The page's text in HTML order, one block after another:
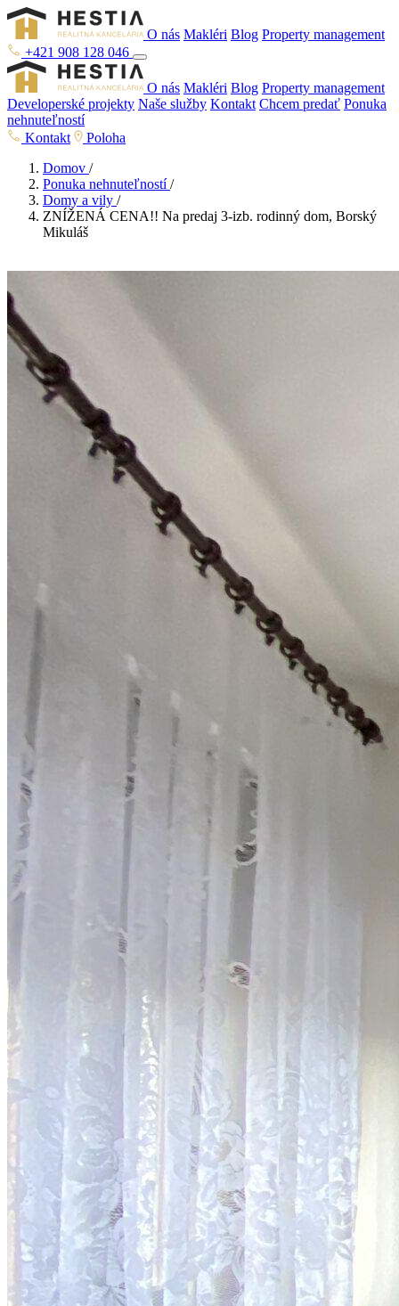
O nás Makléri Blog Property management
+421 908 128 046
O nás Makléri Blog Property management
Developerské projekty Naše služby Kontakt Chcem predať Ponuka
nehnuteľností
Kontakt
Poloha
Domov /
Ponuka nehnuteľností /
Domy a vily /
ZNÍŽENÁ CENA!! Na predaj 3-izb. rodinný dom, Borský
Mikuláš